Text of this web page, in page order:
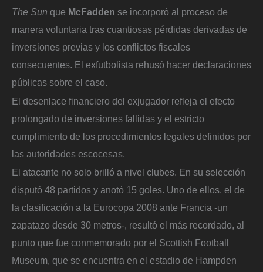
The Sun que McFadden se incorporó al proceso de
manera voluntaria tras cuantiosas pérdidas derivadas de
inversiones previas y los conflictos fiscales
consecuentes. El exfutbolista rehusó hacer declaraciones
públicas sobre el caso.
El desenlace financiero del exjugador refleja el efecto
prolongado de inversiones fallidas y el estricto
cumplimiento de los procedimientos legales definidos por
las autoridades escocesas.
El atacante no solo brilló a nivel clubes. En su selección
disputó 48 partidos y anotó 15 goles. Uno de ellos, el de
la clasificación a la Eurocopa 2008 ante Francia -un
zapatazo desde 30 metros-, resultó el más recordado, al
punto que fue conmemorado por el Scottish Football
Museum, que se encuentra en el estadio de Hampden